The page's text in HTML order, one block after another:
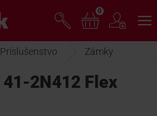
0
Príslušenstvo Zámky
41-2N412 Flex